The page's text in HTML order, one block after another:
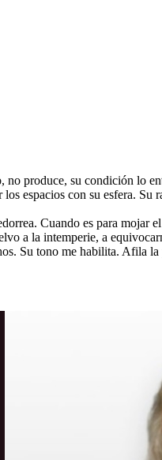
produce, su condición lo
espacios con su esfera. Su
Cuando es para mojar
a la intemperie, a
Su tono me habilita. Afila la